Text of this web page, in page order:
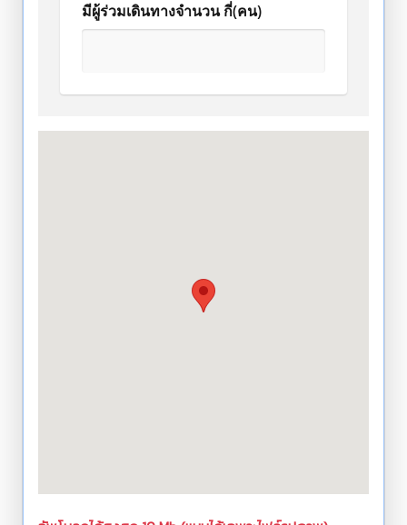
มีผู้ร่วมเดินทางจำนวน กี่(คน)